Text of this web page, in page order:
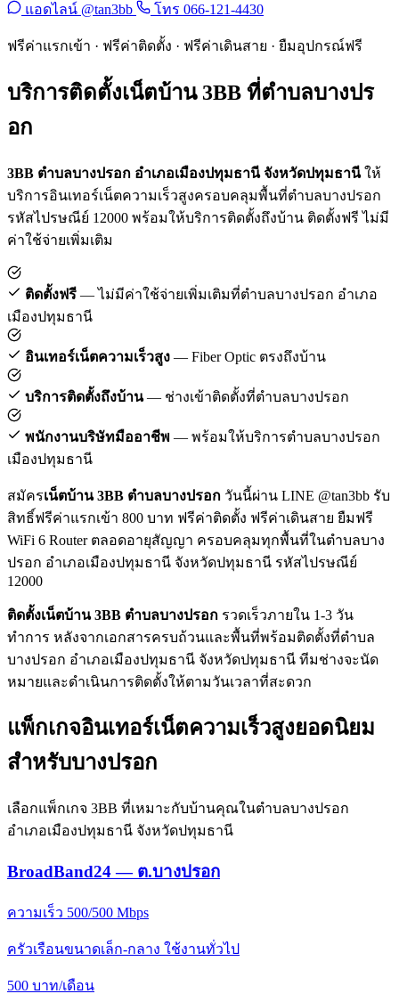
แอดไลน์ @tan3bb โทร 066-121-4430
ฟรีค่าแรกเข้า · ฟรีค่าติดตั้ง · ฟรีค่าเดินสาย · ยืมอุปกรณ์ฟรี
บริการติดตั้งเน็ตบ้าน 3BB ที่ตำบลบางปร
อก
3BB ตำบลบางปรอก อำเภอเมืองปทุมธานี จังหวัดปทุมธานีให้
บริการอินเทอร์เน็ตความเร็วสูงครอบคลุมพื้นที่ตำบลบางปรอก
รหัสไปรษณีย์ 12000 พร้อมให้บริการติดตั้งถึงบ้าน ติดตั้งฟรี ไม่มี
ค่าใช้จ่ายเพิ่มเติม
ติดตั้งฟรี — ไม่มีค่าใช้จ่ายเพิ่มเติมที่ตำบลบางปรอก อำเภอ
เมืองปทุมธานี
อินเทอร์เน็ตความเร็วสูง — Fiber Optic ตรงถึงบ้าน
บริการติดตั้งถึงบ้าน— ช่างเข้าติดตั้งที่ตำบลบางปรอก
พนักงานบริษัทมืออาชีพ — พร้อมให้บริการตำบลบางปรอก
เมืองปทุมธานี
สมัครเน็ตบ้าน 3BB ตำบลบางปรอก วันนี้ผ่าน LINE @tan3bb รับ
สิทธิ์ฟรีค่าแรกเข้า 800 บาท ฟรีค่าติดตั้ง ฟรีค่าเดินสาย ยืมฟรี
WiFi 6 Router ตลอดอายุสัญญา ครอบคลุมทุกพื้นที่ในตำบลบาง
ปรอก อำเภอเมืองปทุมธานี จังหวัดปทุมธานี รหัสไปรษณีย์
12000
ติดตั้งเน็ตบ้าน 3BB ตำบลบางปรอก รวดเร็วภายใน 1-3 วัน
ทำการ หลังจากเอกสารครบถ้วนและพื้นที่พร้อมติดตั้งที่ตำบล
บางปรอก อำเภอเมืองปทุมธานี จังหวัดปทุมธานี ทีมช่างจะนัด
หมายและดำเนินการติดตั้งให้ตามวันเวลาที่สะดวก
แพ็กเกจอินเทอร์เน็ตความเร็วสูงยอดนิยม
สำหรับบางปรอก
เลือกแพ็กเกจ 3BB ที่เหมาะกับบ้านคุณในตำบลบางปรอก
อำเภอเมืองปทุมธานี จังหวัดปทุมธานี
BroadBand24 — ต.บางปรอก
ความเร็ว 500/500 Mbps
ครัวเรือนขนาดเล็ก-กลาง ใช้งานทั่วไป
500 บาท/เดือน